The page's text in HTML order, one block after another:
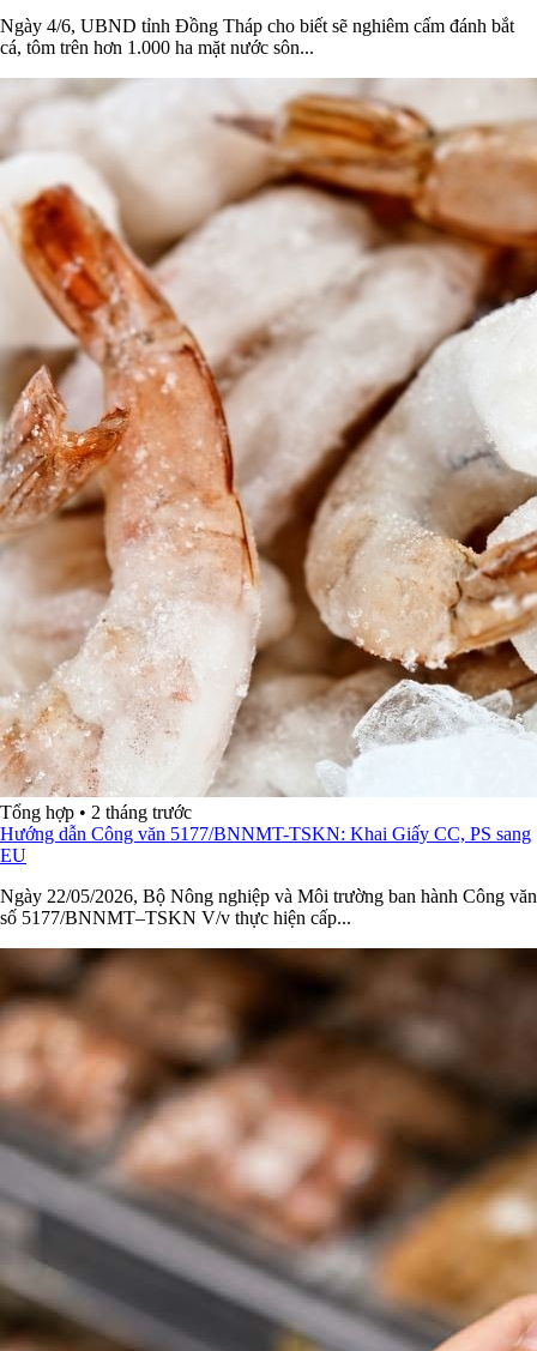
Ngày 4/6, UBND tỉnh Đồng Tháp cho biết sẽ nghiêm cấm đánh bắt
cá, tôm trên hơn 1.000 ha mặt nước sôn...
Tổng hợp • 2 tháng trước
Hướng dẫn Công văn 5177/BNNMT-TSKN: Khai Giấy CC, PS sang
EU
Ngày 22/05/2026, Bộ Nông nghiệp và Môi trường ban hành Công văn
số 5177/BNNMT–TSKN V/v thực hiện cấp...